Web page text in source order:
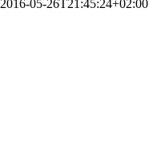
2016-05-26T21:45:24+02:00